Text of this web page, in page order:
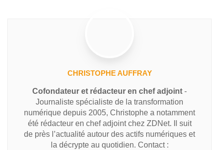
CHRISTOPHE AUFFRAY
Cofondateur et rédacteur en chef adjoint -
Journaliste spécialiste de la transformation
numérique depuis 2005, Christophe a notamment
été rédacteur en chef adjoint chez ZDNet. Il suit
de près l’actualité autour des actifs numériques et
la décrypte au quotidien. Contact :